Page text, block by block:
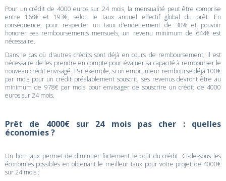
Pour un crédit de 4000 euros sur 24 mois, la mensualité peut être comprise
entre 168€ et 193€, selon le taux annuel effectif global du prêt. En
conséquence, pour respecter un taux d'endettement de 30% et pouvoir
honorer ses remboursements mensuels, un revenu minimum de 644€ est
nécessaire.
Dans le cas où d'autres crédits sont déjà en cours de remboursement, il est
nécessaire de les prendre en compte pour évaluer sa capacité à rembourser le
nouveau crédit envisagé. Par exemple, si un emprunteur rembourse déjà 100€
par mois pour un crédit préalablement souscrit, ses revenus devront être au
minimum de 978€ par mois pour envisager de souscrire un crédit de 4000
euros sur 24 mois.
Prêt de 4000€ sur 24 mois pas cher : quelles
économies ?
Un bon taux permet de diminuer fortement le coût du crédit. Ci-dessous les
économies possibles en obtenant le meilleur taux pour votre projet de 4000€
sur 24 mois :